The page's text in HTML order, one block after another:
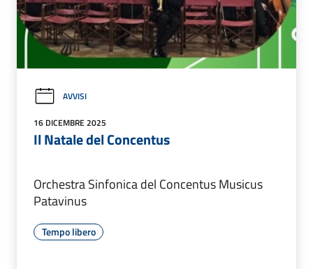
AVVISI
16 DICEMBRE 2025
Il Natale del Concentus
Orchestra Sinfonica del Concentus Musicus
Patavinus
Tempo libero